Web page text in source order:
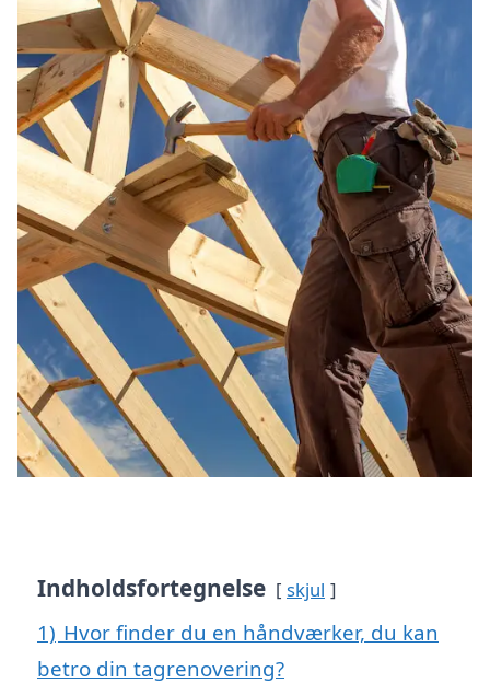
Indholdsfortegnelse skjul
1) Hvor finder du en håndværker, du kan
betro din tagrenovering?